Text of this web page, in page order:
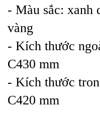
- Màu sắc: xanh
vàng
- Kích thước
C430 mm
- Kích thước
C420 mm